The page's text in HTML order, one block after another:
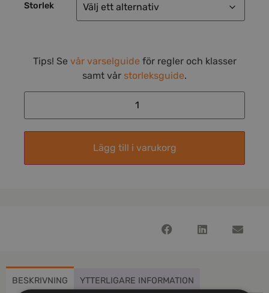
Storlek
Tips! Se vår varselguide för regler och klasser
samt vår storleksguide.
Lägg till i varukorg
BESKRIVNING YTTERLIGARE INFORMATION